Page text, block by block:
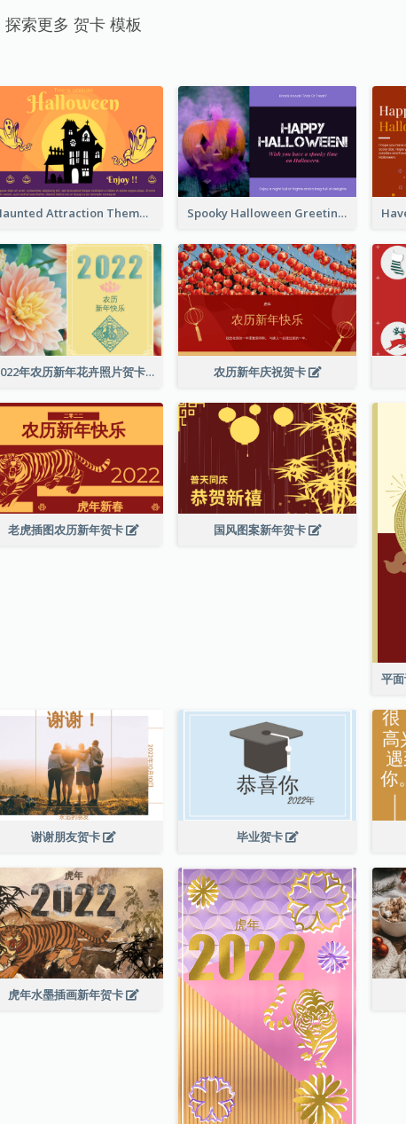
探索更多 贺卡 模板
Haunted Attraction Themed Halloween Card Spooky Halloween Greeting Card
2022年农历新年花卉照片贺卡 农历新年庆祝贺卡
老虎插图农历新年贺卡 国风图案新年贺卡
谢谢朋友贺卡 毕业贺卡
虎年水墨插画新年贺卡